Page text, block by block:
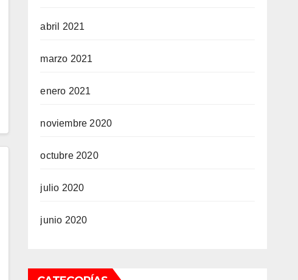
abril 2021
marzo 2021
enero 2021
noviembre 2020
octubre 2020
julio 2020
junio 2020